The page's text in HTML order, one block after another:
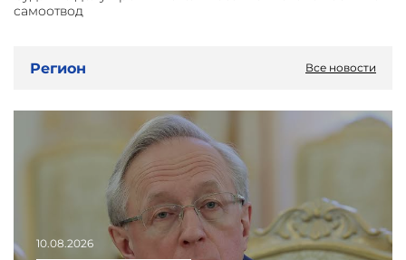
самоотвод
Регион Все новости
10.08.2026